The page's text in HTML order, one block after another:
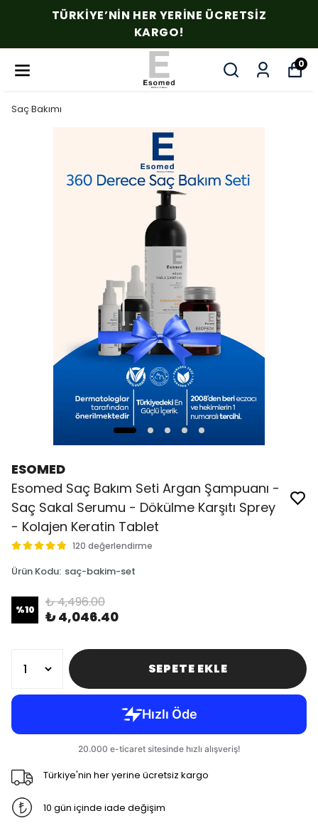
TÜRKIYE’NIN HER YERINE ÜCRETSIZ
KARGO!
0
Saç Bakımı
ESOMED
Esomed Saç Bakım Seti Argan Şampuanı -
Saç Sakal Serumu - Dökülme Karşıtı Sprey
- Kolajen Keratin Tablet
120 değerlendirme
Ürün Kodu: saç-bakim-set
%10 ₺ 4,496.00
₺ 4,046.40
SEPETE EKLE
Türkiye'nin her yerine ücretsiz kargo
10 gün içinde iade değişim